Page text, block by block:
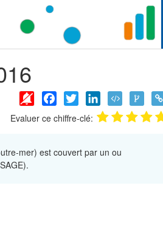
Facebook
Twitter LinkedIn
Evaluer ce chiffre-clé:
mer) est couvert par un ou